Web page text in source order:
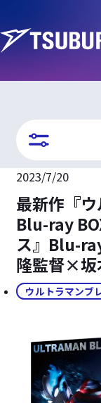
2023/7/20
最新作『ウ
Blu-ray
ス』Blu-
隆監督×坂
ウルトラマンブ